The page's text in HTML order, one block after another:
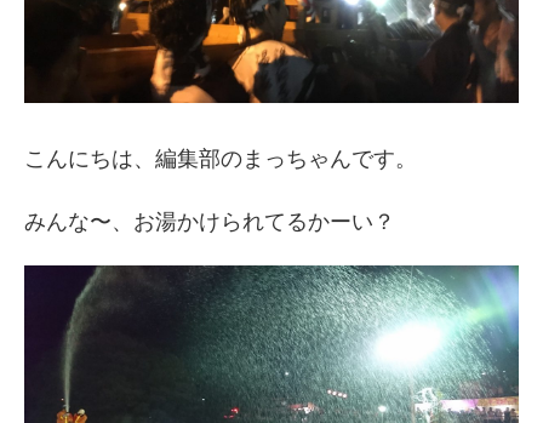
こんにちは、編集部のまっちゃんです。
みんな〜、お湯かけられてるかーい？